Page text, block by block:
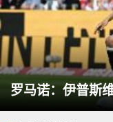
罗马诺：伊普斯